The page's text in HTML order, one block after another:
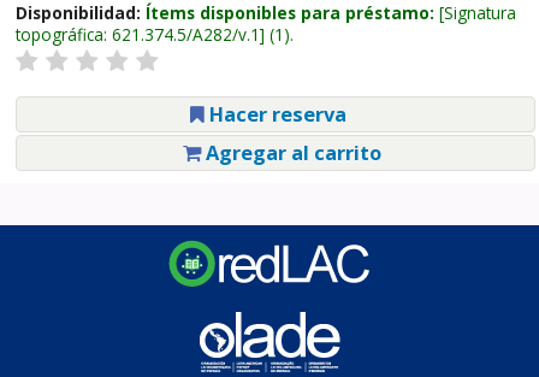
Disponibilidad: Ítems disponibles para préstamo: Signatura
topográfica: 621.374.5/A282/v.1 (1).
Hacer reserva
Agregar al carrito